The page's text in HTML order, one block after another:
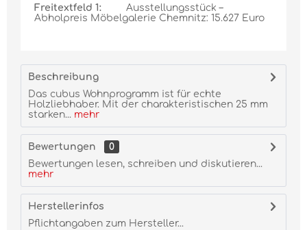
Freitextfeld 1:
Ausstellungsstück –
Abholpreis Möbelgalerie Chemnitz: 15.627 Euro
Beschreibung
Das cubus Wohnprogramm ist für echte
Holzliebhaber. Mit der charakteristischen 25 mm
starken... mehr
Bewertungen
0
Bewertungen lesen, schreiben und diskutieren...
mehr
Herstellerinfos
Pflichtangaben zum Hersteller...